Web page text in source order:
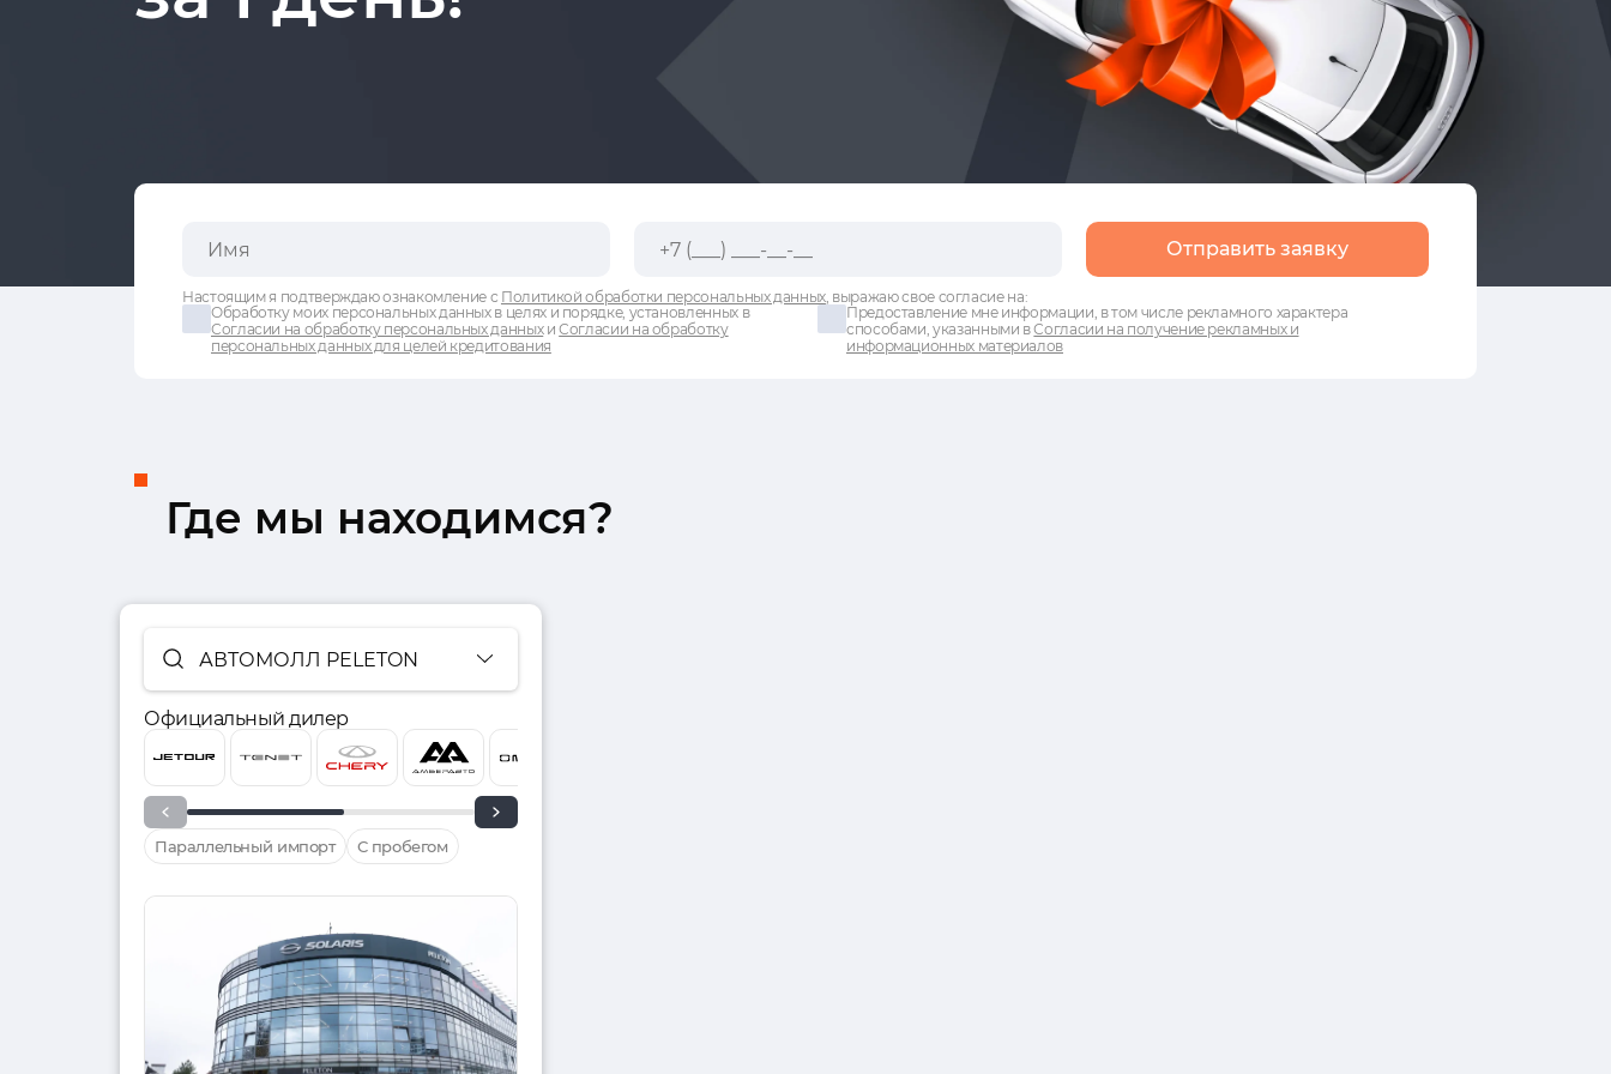
Настоящим я подтверждаю ознакомление с Политикой обработки персональных данных, выражаю свое согласие на:
Обработку моих персональных данных в целях и порядке, установленных в
Согласии на обработку персональных данныхиСогласии на обработку
персональных данных для целей кредитования
Предоставление мне информации, в том числе рекламного характера
способами, указанными вСогласии на получение рекламных и
информационных материалов
Отправить заявку
Где мы находимся?
АВТОМОЛЛ PELETON
Официальный дилер
Параллельный импорт С пробегом